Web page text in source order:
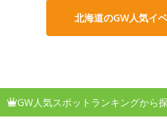
北海道のGW人気イ
GW人気スポットランキングから